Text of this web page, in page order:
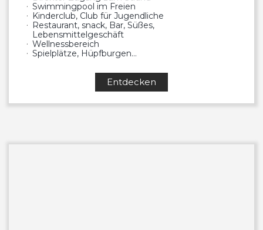
Swimmingpool im Freien
Kinderclub, Club für Jugendliche
Restaurant, snack, Bar, Süßes,
Lebensmittelgeschäft
Wellnessbereich
Spielplätze, Hüpfburgen…
Entdecken